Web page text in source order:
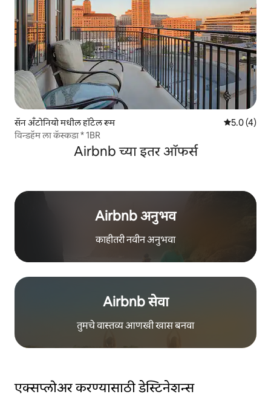
सॅन अँटोनियो मधील हॉटेल रूम 5 पैकी 5.0
5.0 (4)
विन्डहॅम ला कॅस्कडा * 1BR
Airbnb च्या इतर ऑफर्स
Airbnb अनुभव
काहीतरी नवीन अनुभवा
Airbnb सेवा
तुमचे वास्तव्य आणखी खास बनवा
एक्सप्लोअर करण्यासाठी डेस्टिनेशन्स